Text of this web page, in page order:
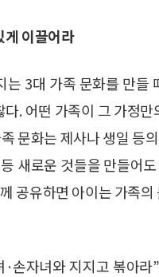
이끌어라
3대 가족 문화를 만들
. 어떤 가족이 그 가정
문화는 제사나 생일 등
새로운 것들을 만들어
공유하면 아이는 가족
손자녀와 지지고 볶아